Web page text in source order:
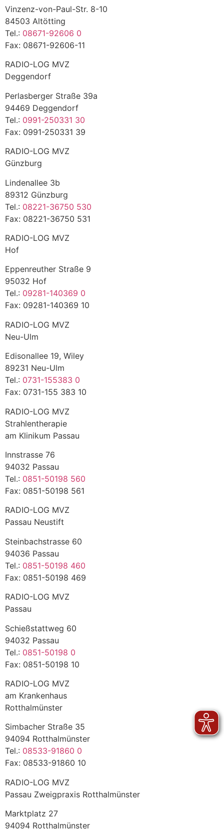
Vinzenz-von-Paul-Str. 8-10
84503 Altötting
Tel.: 08671-92606 0
Fax: 08671-92606-11
RADIO-LOG MVZ
Deggendorf
Perlasberger Straße 39a
94469 Deggendorf
Tel.: 0991-250331 30
Fax: 0991-250331 39
RADIO-LOG MVZ
Günzburg
Lindenallee 3b
89312 Günzburg
Tel.: 08221-36750 530
Fax: 08221-36750 531
RADIO-LOG MVZ
Hof
Eppenreuther Straße 9
95032 Hof
Tel.: 09281-140369 0
Fax: 09281-140369 10
RADIO-LOG MVZ
Neu-Ulm
Edisonallee 19, Wiley
89231 Neu-Ulm
Tel.: 0731-155383 0
Fax: 0731-155 383 10
RADIO-LOG MVZ
Strahlentherapie
am Klinikum Passau
Innstrasse 76
94032 Passau
Tel.: 0851-50198 560
Fax: 0851-50198 561
RADIO-LOG MVZ
Passau Neustift
Steinbachstrasse 60
94036 Passau
Tel.: 0851-50198 460
Fax: 0851-50198 469
RADIO-LOG MVZ
Passau
Schießstattweg 60
94032 Passau
Tel.: 0851-50198 0
Fax: 0851-50198 10
RADIO-LOG MVZ
am Krankenhaus
Rotthalmünster
Simbacher Straße 35
94094 Rotthalmünster
Tel.: 08533-91860 0
Fax: 08533-91860 10
RADIO-LOG MVZ
Passau Zweigpraxis Rotthalmünster
Marktplatz 27
94094 Rotthalmünster